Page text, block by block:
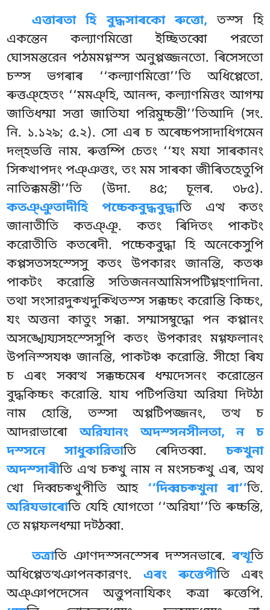
এত্তাৰতা হি বুদ্ধসাৰকো ৰুত্তো, তস্স হি
একন্তেন কল্যাণমিত্তো ইচ্ছিতব্বো পরতো
ঘোসমন্তরেন পঠমমগ্গস্স অনুপ্পজ্জনতো. ৰিসেসতো
চস্স ভগৰাৰ ‘‘কল্যাণমিত্তো’’তি অধিপ্পেতো.
ৰুত্তঞ্হেতং ‘‘মমঞ্হি, আনন্দ, কল্যাণমিত্তং আগম্ম
জাতিধম্মা সত্তা জাতিযা পরিমুচ্চন্তী’’তিআদি (সং.
নি. ১.১২৯; ৫.২). সো এৰ চ অৰেচ্চপসাদাধিগমেন
দল়্হভত্তি নাম. ৰুত্তম্পি চেতং ‘‘যং মযা সাৰকানং
সিক্খাপদং পঞ্ঞত্তং, তং মম সাৰকা জীৰিতহেতুপি
নাতিক্কমন্তী’’তি (উদা. ৪৫; চূল়ৰ. ৩৮৫).
কতঞ্ঞুতাদীহি পচ্চেকবুদ্ধবুদ্ধাতি এত্থ কতং
জানাতীতি কতঞ্ঞূ. কতং ৰিদিতং পাকটং
করোতীতি কতৰেদী. পচ্চেকবুদ্ধা হি অনেকেসুপি
কপ্পসতসহস্সেসু কতং উপকারং জানন্তি, কতঞ্চ
পাকটং করোন্তি সতিজননআমিসপটিগ্গহণাদিনা.
তথা সংসারদুক্খদুক্খিতস্স সক্কচ্চং করোন্তি কিচ্চং,
যং অত্তনা কাতুং সক্কা. সম্মাসম্বুদ্ধো পন কপ্পানং
অসঙ্খ্যেয্যসহস্সেসুপি কতং উপকারং মগ্গফলানং
উপনিস্সযঞ্চ জানন্তি, পাকটঞ্চ করোন্তি. সীহো ৰিয
চ এৰং সব্বত্থ সক্কচ্চমেৰ ধম্মদেসনং করোন্তেন
বুদ্ধকিচ্চং করোন্তি. যায পটিপত্তিযা অরিযা দিট্ঠা
নাম হোন্তি, তস্সা অপ্পটিপজ্জনং, তত্থ চ
আদরাভাৰোঅরিযানং অদস্সনসীলতা, ন চ
দস্সনে সাধুকারিতাতি ৰেদিতব্বা.চক্খুনা
অদস্সাৰীতি এত্থ চক্খু নাম ন মংসচক্খু এৰ, অথ
খো দিব্বচক্খুপীতি আহ ‘‘দিব্বচক্খুনা ৰা’’তি.
অরিযভাৰোতি যেহি যোগতো ‘‘অরিযা’’তি ৰুচ্চন্তি,
তে মগ্গফলধম্মা দট্ঠব্বা.
তত্রাতি ঞাণদস্সনস্সেৰ দস্সনভাৰে.ৰত্থূতি
অধিপ্পেতত্থঞাপনকারণং.এৰং ৰুত্তেপীতি এৰং
অঞ্ঞাপদেসেন অত্তুপনাযিকং কত্ৰাৰুত্তেপি.